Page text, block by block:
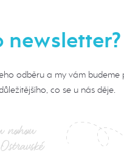
newsletter?
odběru a my vám budeme
co se u nás děje.
nohou